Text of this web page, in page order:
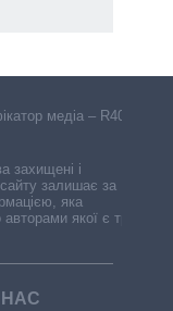
медіа – R40-
захищені і
залишає за
яка
якої є треті
НАС